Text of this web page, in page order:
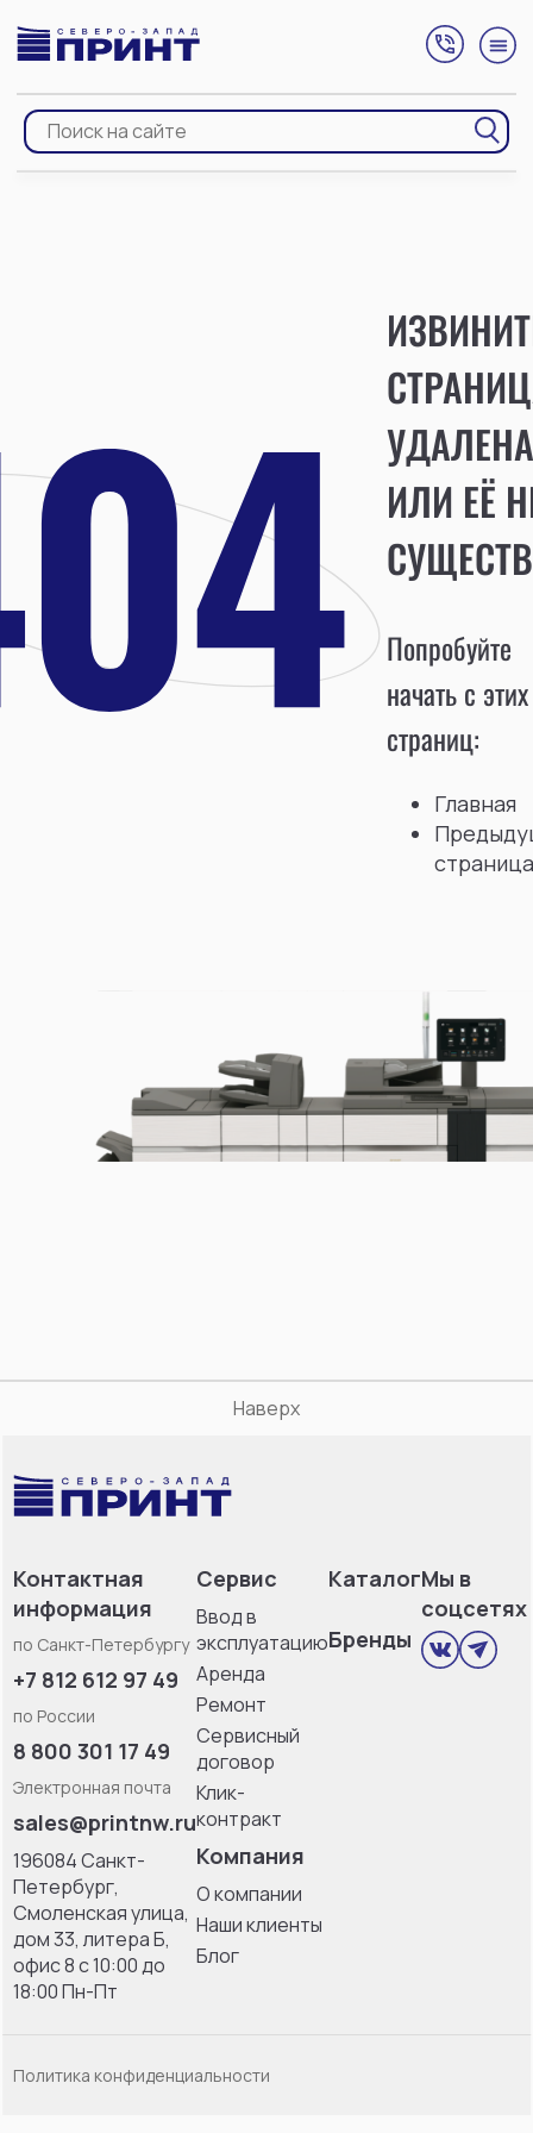
УДАЛЕНА
ИЛИ ЕЁ
Попробуйте
начать с этих
страниц:
Главная
страница
Наверх
Контактная
информация
по Санкт-Петербургу
+7 812 612 97 49
по России
8 800 301 17 49
Электронная почта
sales@printnw.ru
196084 Санкт-
Петербург,
Смоленская улица,
дом 33, литерa Б,
офис 8 с 10:00 до
18:00 Пн-Пт
Сервис
Ввод в
эксплуатацию
Аренда
Ремонт
Сервисный
договор
Клик-
контракт
Компания
О компании
Наши клиенты
Блог
Каталог
Бренды
Мы в
соцсетях
Политика конфиденциальности